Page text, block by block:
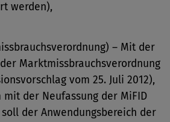
werden),
– Mit der
Marktmissbrauchsverordnung
vom 25. Juli 2012),
mit der Neufassung der MiFID
der Anwendungsbereich der